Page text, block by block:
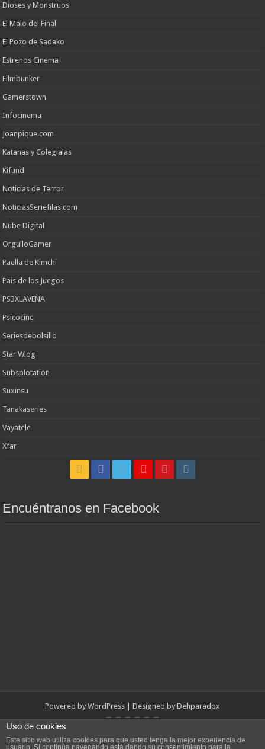
Dioses y Monstruos
El Malo del Final
El Pozo de Sadako
Estrenos Cinema
Filmbunker
Gamerstown
Infocinema
Joanpique.com
Katanas y Colegialas
Kifund
Noticias de Terror
NoticiasSeriefilas.com
Nube Digital
OrgulloGamer
Paella de Kimchi
Pais de los Juegos
PS3XLAVENA
Psicocine
Seriesdebolsillo
Star Wlog
Subsplotation
Suxinsu
Tanakaseries
Vayatele
Xfar
Encuéntranos en Facebook
Powered by WordPress | Designed by Dehparadox
Uso de cookies
Este sitio web utiliza cookies para que usted tenga la mejor experiencia de
usuario. Si continúa navegando está dando su consentimiento para la